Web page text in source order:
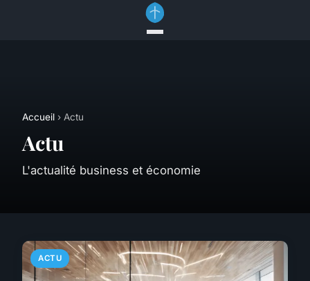
Accueil › Actu
Actu
L'actualité business et économie
ACTU